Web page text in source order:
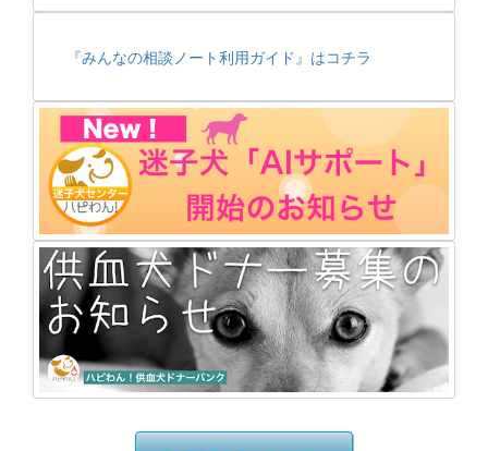
『みんなの相談ノート利用ガイド』はコチラ